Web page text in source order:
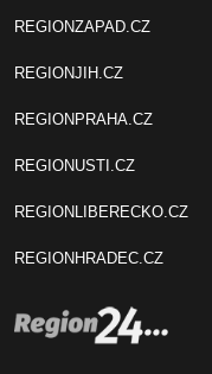
REGIONZAPAD.CZ
REGIONJIH.CZ
REGIONPRAHA.CZ
REGIONUSTI.CZ
REGIONLIBERECKO.CZ
REGIONHRADEC.CZ